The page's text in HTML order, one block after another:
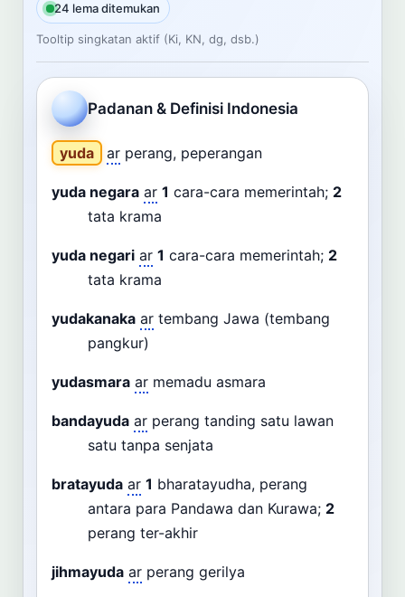
Dashboard Pencarian
24 lema ditemukan
Tooltip singkatan aktif (Ki, KN, dg, dsb.)
Padanan & Definisi Indonesia
yuda ar perang, peperangan
yuda negara ar 1 cara-cara memerintah; 2
tata krama
yuda negari ar 1 cara-cara memerintah; 2
tata krama
yudakanaka ar tembang Jawa (tembang
pangkur)
yudasmara ar memadu asmara
bandayuda ar perang tanding satu lawan
satu tanpa senjata
bratayuda ar 1 bharatayudha, perang
antara para Pandawa dan Kurawa; 2
perang ter-akhir
jihmayuda ar perang gerilya